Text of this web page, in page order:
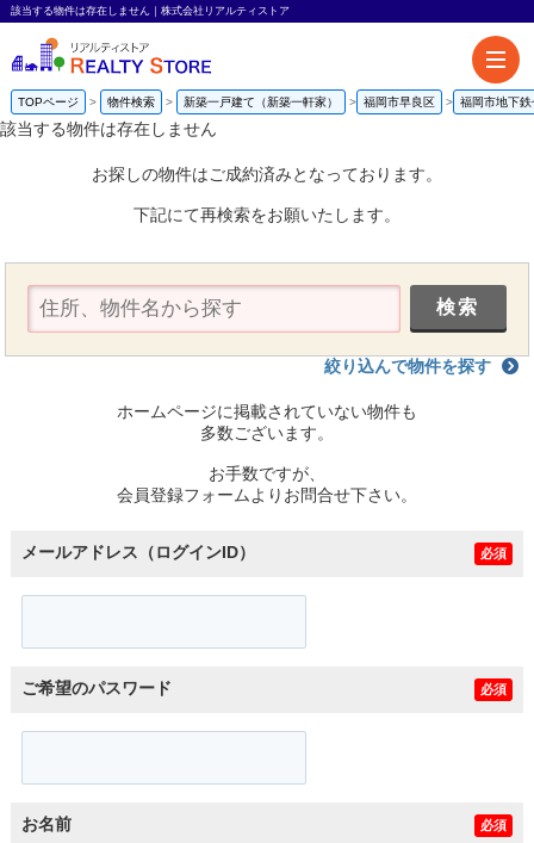
該当する物件は存在しません｜株式会社リアルティストア
TOPページ 物件検索 新築一戸建て（新築一軒家） 福岡市早良区 福岡市地下鉄
該当する物件は存在しません
お探しの物件はご成約済みとなっております。
下記にて再検索をお願いたします。
絞り込んで物件を探す
ホームページに掲載されていない物件も
多数ございます。
お手数ですが、
会員登録フォームよりお問合せ下さい。
メールアドレス（ログインID） 必須
ご希望のパスワード 必須
お名前 必須